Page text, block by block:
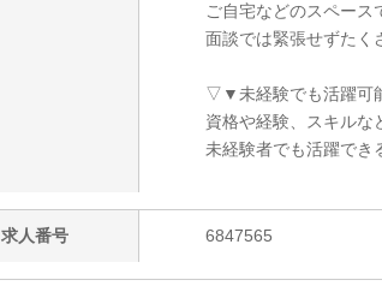
ご自宅などのスペース
面談では緊張せずた
▽▼未経験でも活躍可
資格や経験、スキルな
未経験者でも活躍でき
求人番号 6847565